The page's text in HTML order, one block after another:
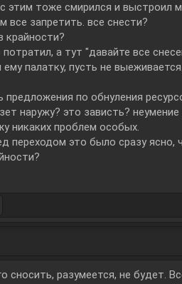
этим тоже смирился и выстроил
все запретить. все снести?
крайности?
а тут "давайте все
палатку, пусть не выеживается.
предложения по обнуления
наружу? это зависть?
никаких проблем особых.
переходом это было сразу
сносить, разумеется, не будет.